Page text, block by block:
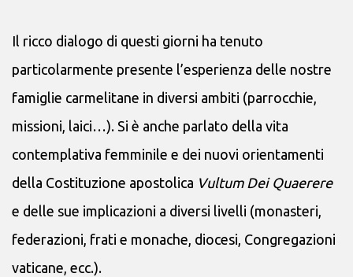
Il ricco dialogo di questi giorni ha tenuto
particolarmente presente l’esperienza delle nostre
famiglie carmelitane in diversi ambiti (parrocchie,
missioni, laici…). Si è anche parlato della vita
contemplativa femminile e dei nuovi orientamenti
della Costituzione apostolica Vultum Dei Quaerere
e delle sue implicazioni a diversi livelli (monasteri,
federazioni, frati e monache, diocesi, Congregazioni
vaticane, ecc.).